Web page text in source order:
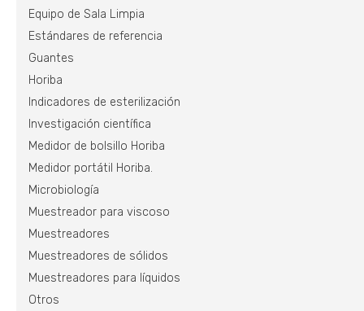
Equipo de Sala Limpia
Estándares de referencia
Guantes
Horiba
Indicadores de esterilización
Investigación científica
Medidor de bolsillo Horiba
Medidor portátil Horiba.
Microbiología
Muestreador para viscoso
Muestreadores
Muestreadores de sólidos
Muestreadores para líquidos
Otros